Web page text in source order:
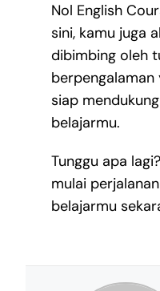
Nol English
sini, kamu juga
dibimbing oleh
berpengalaman
siap mendukung
belajarmu.
Tunggu apa
mulai perjalanan
belajarmu